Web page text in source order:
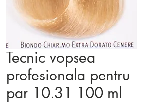
Tecnic vopsea
profesionala pentru
par 10.31 100 ml